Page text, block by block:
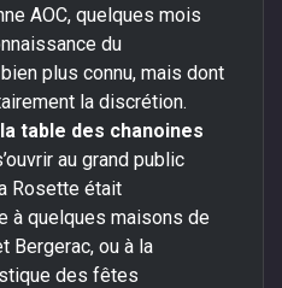
AOC, quelques mois
du
plus connu, mais dont
la discrétion.
table des chanoines
au grand public
Rosette était
à quelques maisons de
Bergerac, ou à la
des fêtes